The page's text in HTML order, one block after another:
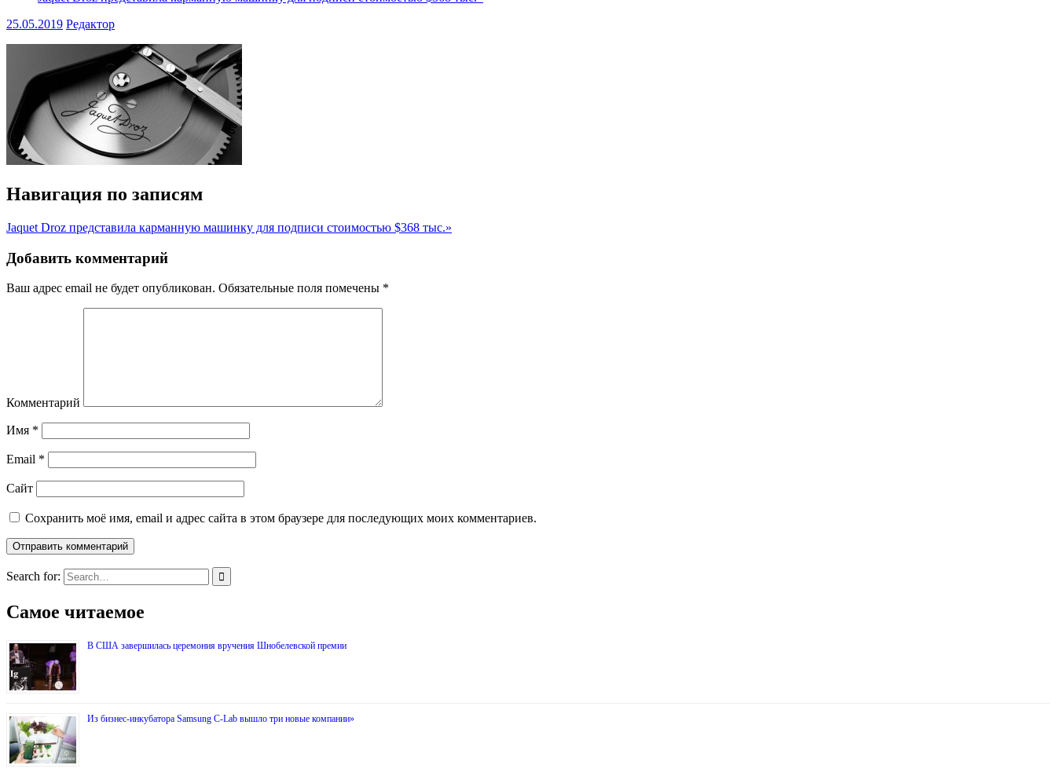
25.05.2019 Редактор
Навигация по записям
Jaquet Droz представила карманную машинку для подписи стоимостью $368 тыс.»
Добавить комментарий
Ваш адрес email не будет опубликован. Обязательные поля помечены *
Комментарий
Имя *
Email *
Сайт
Сохранить моё имя, email и адрес сайта в этом браузере для последующих моих комментариев.
Search for:
Самое читаемое
В США завершилась церемония вручения Шнобелевской премии
Из бизнес-инкубатора Samsung C-Lab вышло три новые компании»